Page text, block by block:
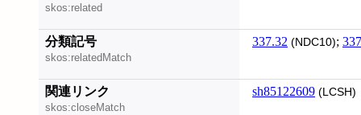
skos:related
分類記号
skos:relatedMatch
337.32 (NDC10);
関連リンク
skos:closeMatch
sh85122609 (LCSH)